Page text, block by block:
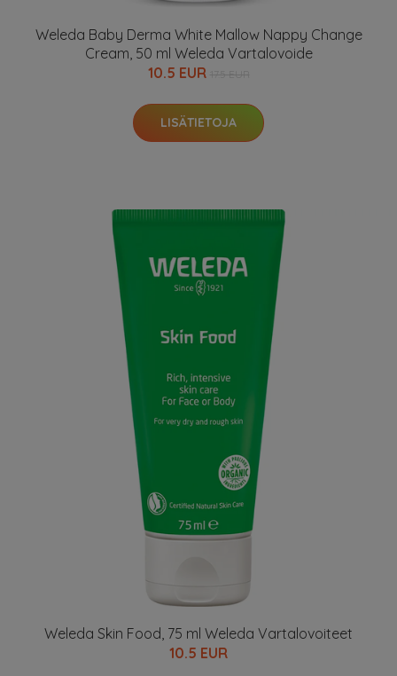
Weleda Baby Derma White Mallow Nappy Change
Cream, 50 ml Weleda Vartalovoide
10.5 EUR
LISÄTIETOJA
Weleda Skin Food, 75 ml Weleda Vartalovoiteet
10.5 EUR